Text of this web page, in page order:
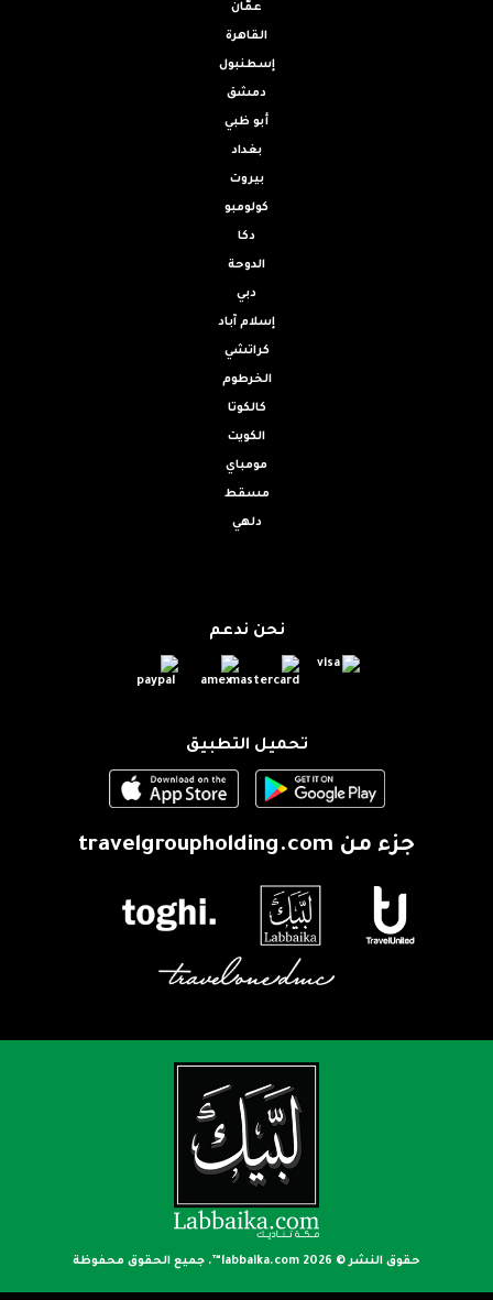
عمّان
القاهرة
إسطنبول
دمشق
أبو ظبي
بغداد
بيروت
كولومبو
دكا
الدوحة
دبي
إسلام آباد
كراتشي
الخرطوم
كالكوتا
الكويت
مومباي
مسقط
دلهي
نحن ندعم
تحميل التطبيق
جزء من travelgroupholding.com
حقوق النشر © 2026 labbaika.com™ . جميع الحقوق محفوظة